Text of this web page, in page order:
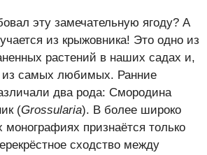
эту замечательную ягоду? А
из крыжовника! Это одно из
растений в наших садах и,
из самых любимых. Ранние
два рода: Смородина
(Grossularia). В более широко
монографиях признаётся только
сходство между